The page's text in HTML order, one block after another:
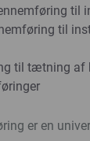
til
til
til tætning af
er en